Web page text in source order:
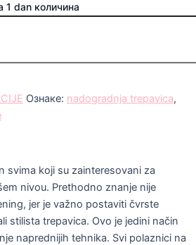
1 dan количина
Ознаке: nadogradnja trepavica,
svima koji su zainteresovani za
nivou. Prethodno znanje nije
jer je važno postaviti čvrste
stilista trepavica. Ovo je jedini način
naprednijih tehnika. Svi polaznici na